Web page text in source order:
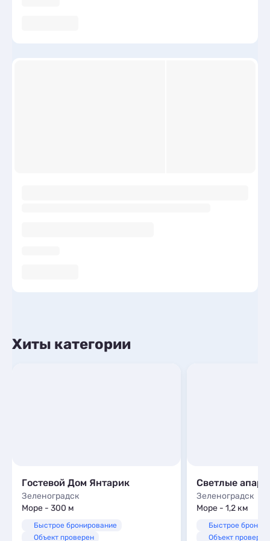
Хиты категории
Гостевой Дом Янтарик
Зеленоградск
Море - 300 м
Быстрое бронирование
Объект проверен
Зеленоградск
Море - 1,2 км
Быстрое
Объект проверен